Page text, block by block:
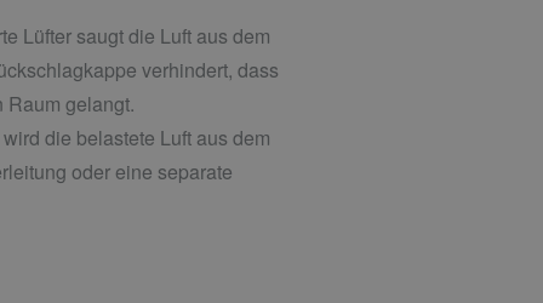
Lüfter saugt die Luft aus dem
verhindert, dass
Raum gelangt.
die belastete Luft aus dem
oder eine separate